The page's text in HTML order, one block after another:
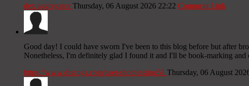
dex aggregatorThursday, 06 August 2026 22:22 Comment Link
Good day! I could have sworn I've been to this blog before but after
Nonetheless, I'm definitely glad I found it and I'll be book-marking and
https://www.discogs.com/user/shotblasting51 Thursday, 06 August